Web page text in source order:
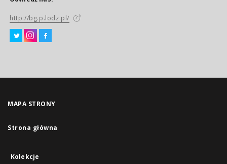
http://bg.p.lodz.pl/
MAPA STRONY
Strona główna
Kolekcje